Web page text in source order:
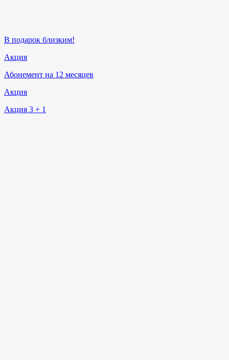
В подарок близким!
Акция
Абонемент на 12 месяцев
Акция
Акция 3 + 1